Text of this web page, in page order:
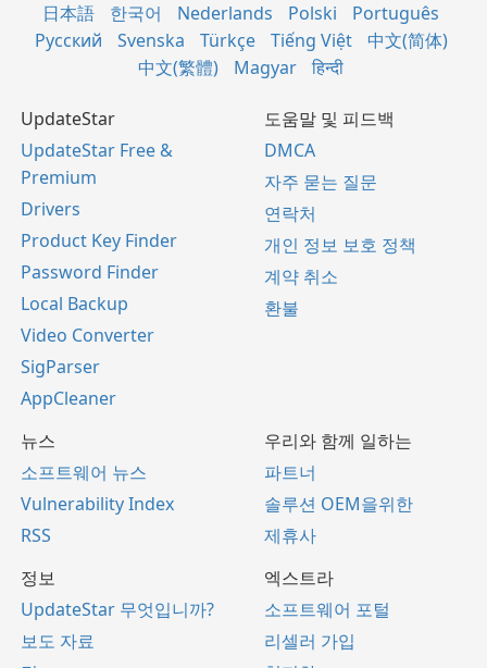
日本語
한국어 Nederlands Polski
Português
Русский
Svenska Türkçe Tiếng Việt
中文(简体)
中文(繁體)
Magyar हिन्दी
UpdateStar
UpdateStar Free &
Premium
Drivers
Product Key Finder
Password Finder
Local Backup
Video Converter
SigParser
AppCleaner
도움말 및 피드백
DMCA
자주 묻는 질문
연락처
개인 정보 보호 정책
계약 취소
환불
뉴스
소프트웨어 뉴스
Vulnerability Index
RSS
우리와 함께 일하는
파트너
솔루션 OEM을위한
제휴사
정보
UpdateStar 무엇입니까?
보도 자료
엑스트라
소프트웨어 포털
리셀러 가입